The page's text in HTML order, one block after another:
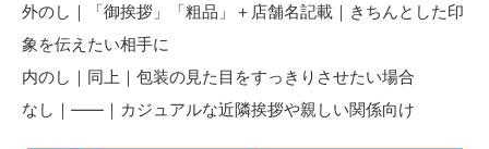
外のし｜「御挨拶」「粗品」＋店舗名記載｜きちんとした印
象を伝えたい相手に
内のし｜同上｜包装の見た目をすっきりさせたい場合
なし｜——｜カジュアルな近隣挨拶や親しい関係向け